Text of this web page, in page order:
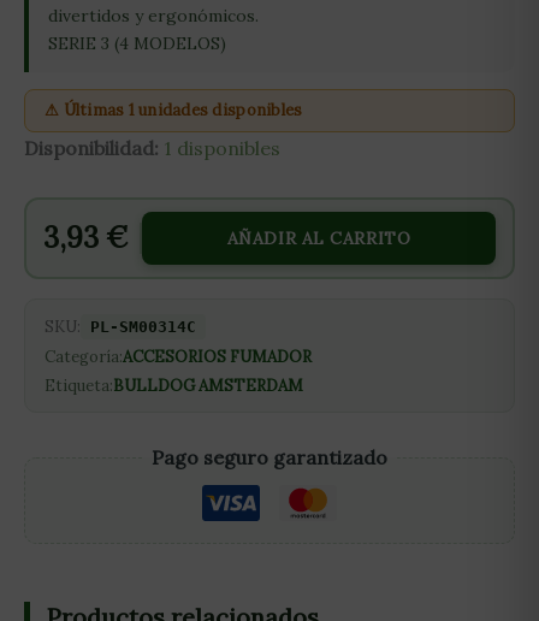
divertidos y ergonómicos.
SERIE 3 (4 MODELOS)
⚠ Últimas 1 unidades disponibles
Disponibilidad: 1 disponibles
3,93 € AÑADIR AL CARRITO
SKU: PL-SM00314C
Categoría:ACCESORIOS FUMADOR
Etiqueta:BULLDOG AMSTERDAM
Pago seguro garantizado